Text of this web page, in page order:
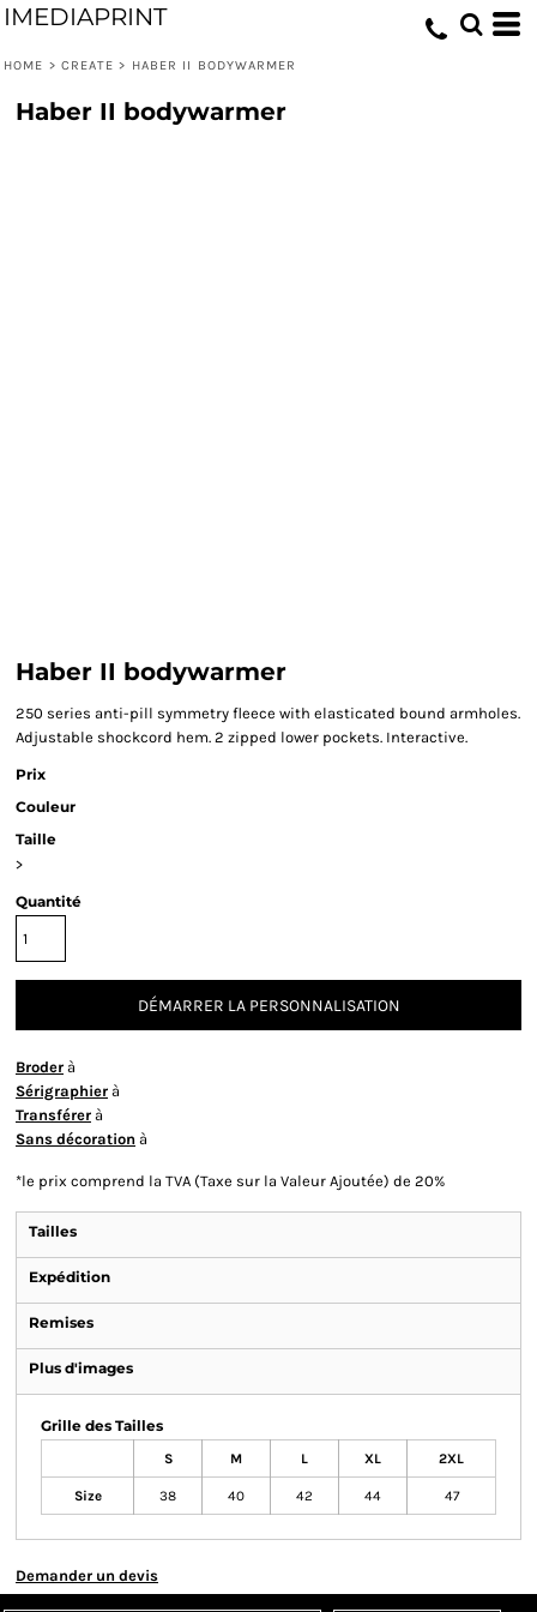
IMEDIAPRINT
HOME > CREATE > HABER II BODYWARMER
Haber II bodywarmer
Haber II bodywarmer
250 series anti-pill symmetry fleece with elasticated bound armholes.
Adjustable shockcord hem. 2 zipped lower pockets. Interactive.
Prix
Couleur
Taille
>
Quantité
DÉMARRER LA PERSONNALISATION
Broder à
Sérigraphier à
Transférer à
Sans décoration à
*le prix comprend la TVA (Taxe sur la Valeur Ajoutée) de 20%
Tailles
Expédition
Remises
Plus d'images
Grille des Tailles
S M L XL 2XL
Size 38 40 42 44 47
Demander un devis